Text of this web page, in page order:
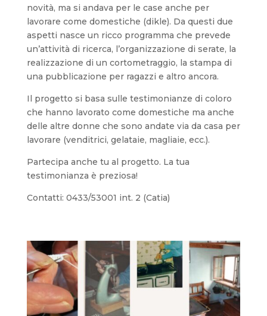
novità, ma si andava per le case anche per
lavorare come domestiche (dikle). Da questi due
aspetti nasce un ricco programma che prevede
un’attività di ricerca, l’organizzazione di serate, la
realizzazione di un cortometraggio, la stampa di
una pubblicazione per ragazzi e altro ancora.
Il progetto si basa sulle testimonianze di coloro
che hanno lavorato come domestiche ma anche
delle altre donne che sono andate via da casa per
lavorare (venditrici, gelataie, magliaie, ecc.).
Partecipa anche tu al progetto. La tua
testimonianza è preziosa!
Contatti: 0433/53001 int. 2 (Catia)